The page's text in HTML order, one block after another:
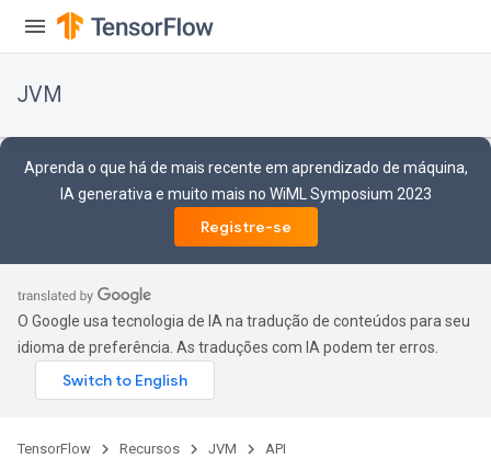
JVM
Aprenda o que há de mais recente em aprendizado de máquina,
IA generativa e muito mais no WiML Symposium 2023
Registre-se
O Google usa tecnologia de IA na tradução de conteúdos para seu
idioma de preferência. As traduções com IA podem ter erros.
TensorFlow Recursos JVM API